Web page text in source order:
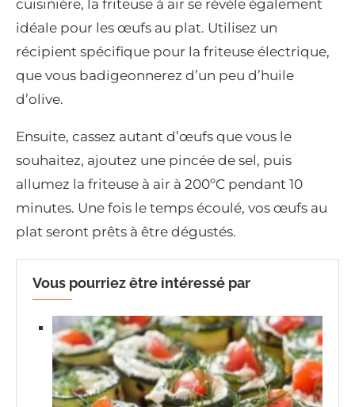
cuisinière, la friteuse à air se révèle également
idéale pour les œufs au plat. Utilisez un
récipient spécifique pour la friteuse électrique,
que vous badigeonnerez d’un peu d’huile
d’olive.
Ensuite, cassez autant d’œufs que vous le
souhaitez, ajoutez une pincée de sel, puis
allumez la friteuse à air à 200ºC pendant 10
minutes. Une fois le temps écoulé, vos œufs au
plat seront prêts à être dégustés.
Vous pourriez être intéressé par